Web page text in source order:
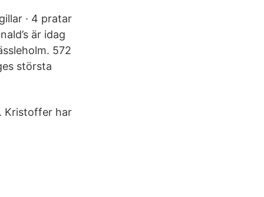
· 4 pratar
är idag
572
största
Kristoffer har